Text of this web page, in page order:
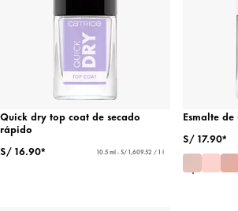
Quick dry top coat de secado
rápido
S/ 16.90*
10.5 ml - S/ 1,609.52 / 1 l
Esmalte de
S/ 17.90*